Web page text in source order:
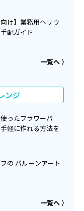
け】業務用ヘリウ
配ガイド
一覧へ
ンジ
ったフラワーバ
軽に作れる方法を
の バルーンアート
一覧へ